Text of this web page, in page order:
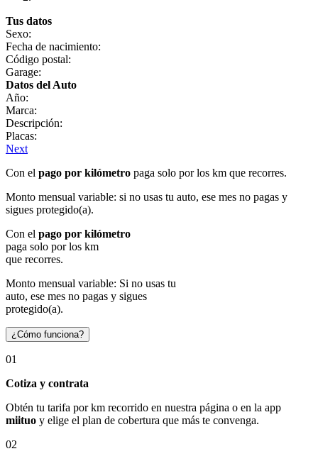
Tus datos
Sexo:
Fecha de nacimiento:
Código postal:
Garage:
Datos del Auto
Año:
Marca:
Descripción:
Placas:
Next
Con el pago por kilómetro paga solo por los km que recorres.
Monto mensual variable: si no usas tu auto, ese mes no pagas y
sigues protegido(a).
Con el pago por kilómetro
paga solo por los km
que recorres.
Monto mensual variable: Si no usas tu
auto, ese mes no pagas y sigues
protegido(a).
¿Cómo funciona?
01
Cotiza y contrata
Obtén tu tarifa por km recorrido en nuestra página o en la app
miituo y elige el plan de cobertura que más te convenga.
02